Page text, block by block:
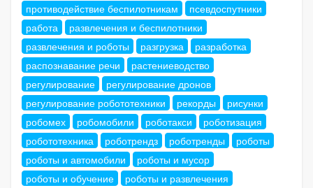
противодействие беспилотникам
псевдоспутники
работа
развлечения и беспилотники
развлечения и роботы
разгрузка
разработка
распознавание речи
растениеводство
регулирование
регулирование дронов
регулирование робототехники
рекорды
рисунки
робомех
робомобили роботакси
роботизация
робототехника
роботрендз роботренды
роботы
роботы и автомобили
роботы и мусор
роботы и обучение
роботы и развлечения